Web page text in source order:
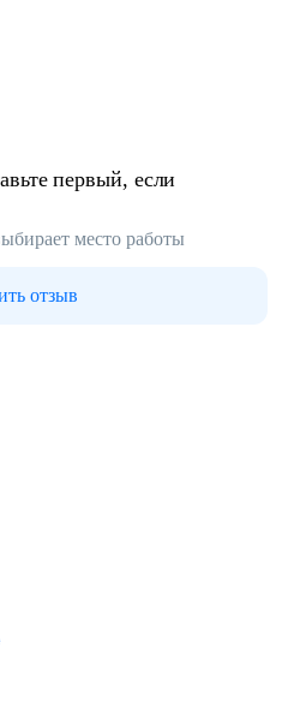
первый, если
место работы
отзыв